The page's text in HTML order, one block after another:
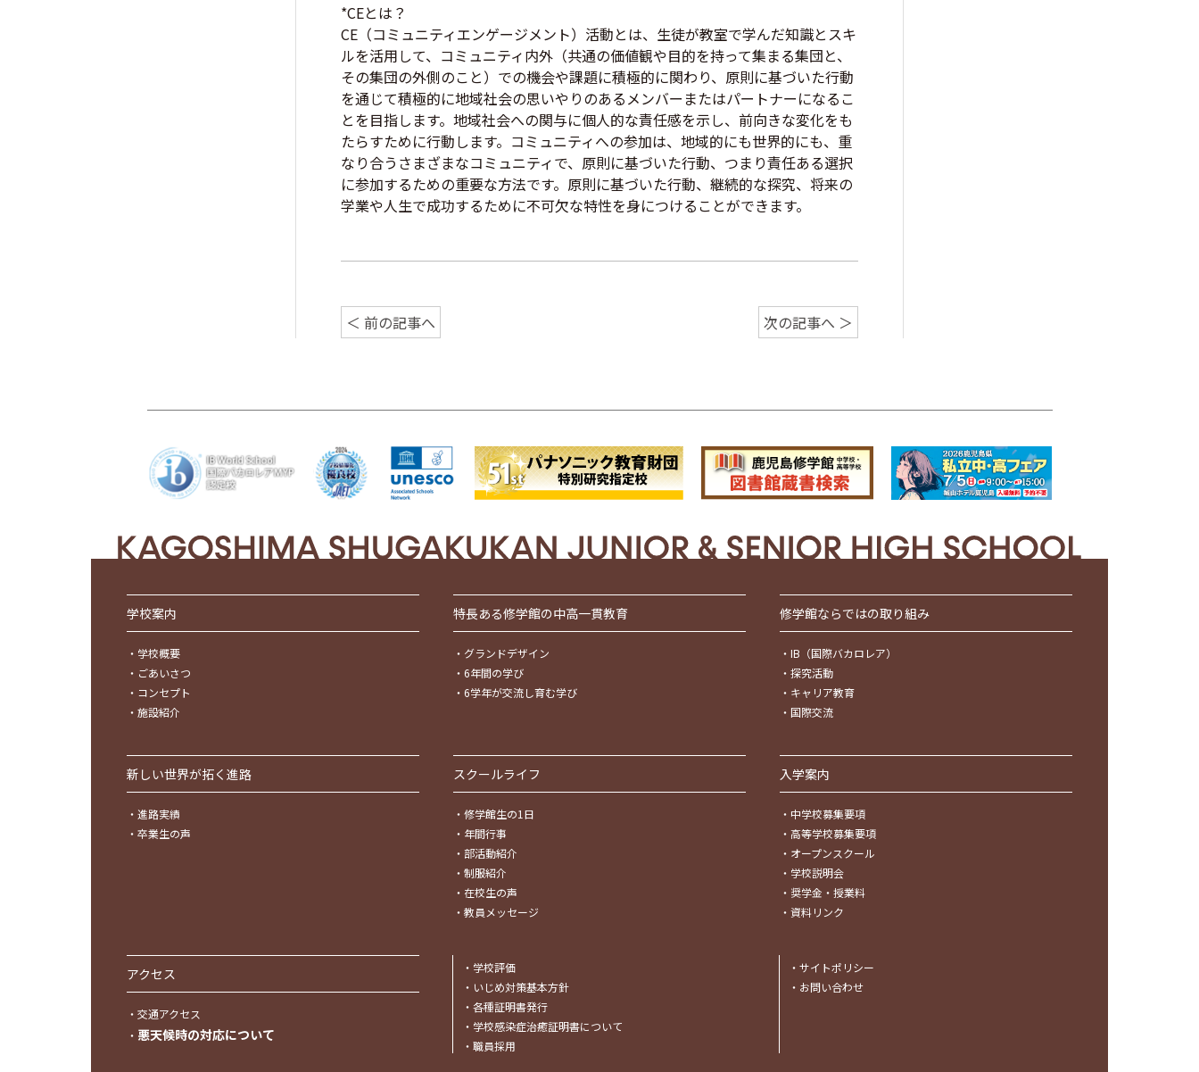
*CEとは？
CE（コミュニティエンゲージメント）活動とは、生徒が教室で学んだ知識とスキ
ルを活用して、コミュニティ内外（共通の価値観や目的を持って集まる集団と、
その集団の外側のこと）での機会や課題に積極的に関わり、原則に基づいた行動
を通じて積極的に地域社会の思いやりのあるメンバーまたはパートナーになるこ
とを目指します。地域社会への関与に個人的な責任感を示し、前向きな変化をも
たらすために行動します。コミュニティへの参加は、地域的にも世界的にも、重
なり合うさまざまなコミュニティで、原則に基づいた行動、つまり責任ある選択
に参加するための重要な方法です。原則に基づいた行動、継続的な探究、将来の
学業や人生で成功するために不可欠な特性を身につけることができます。
＜ 前の記事へ 次の記事へ ＞
学校案内
・ 学校概要
・ ごあいさつ
・ コンセプト
・ 施設紹介
特長ある修学館の中高一貫教育
・ グランドデザイン
・ 6年間の学び
・ 6学年が交流し育む学び
修学館ならではの取り組み
・ IB（国際バカロレア）
・ 探究活動
・ キャリア教育
・ 国際交流
新しい世界が拓く進路
・ 進路実績
・ 卒業生の声
スクールライフ
・ 修学館生の1日
・ 年間行事
・ 部活動紹介
・ 制服紹介
・ 在校生の声
・ 教員メッセージ
入学案内
・ 中学校募集要項
・ 高等学校募集要項
・ オープンスクール
・ 学校説明会
・ 奨学金・授業料
・ 資料リンク
アクセス
・ 交通アクセス
・ 悪天候時の対応について
・ 学校評価
・ いじめ対策基本方針
・ 各種証明書発行
・ 学校感染症治癒証明書について
・ 職員採用
・ サイトポリシー
・ お問い合わせ